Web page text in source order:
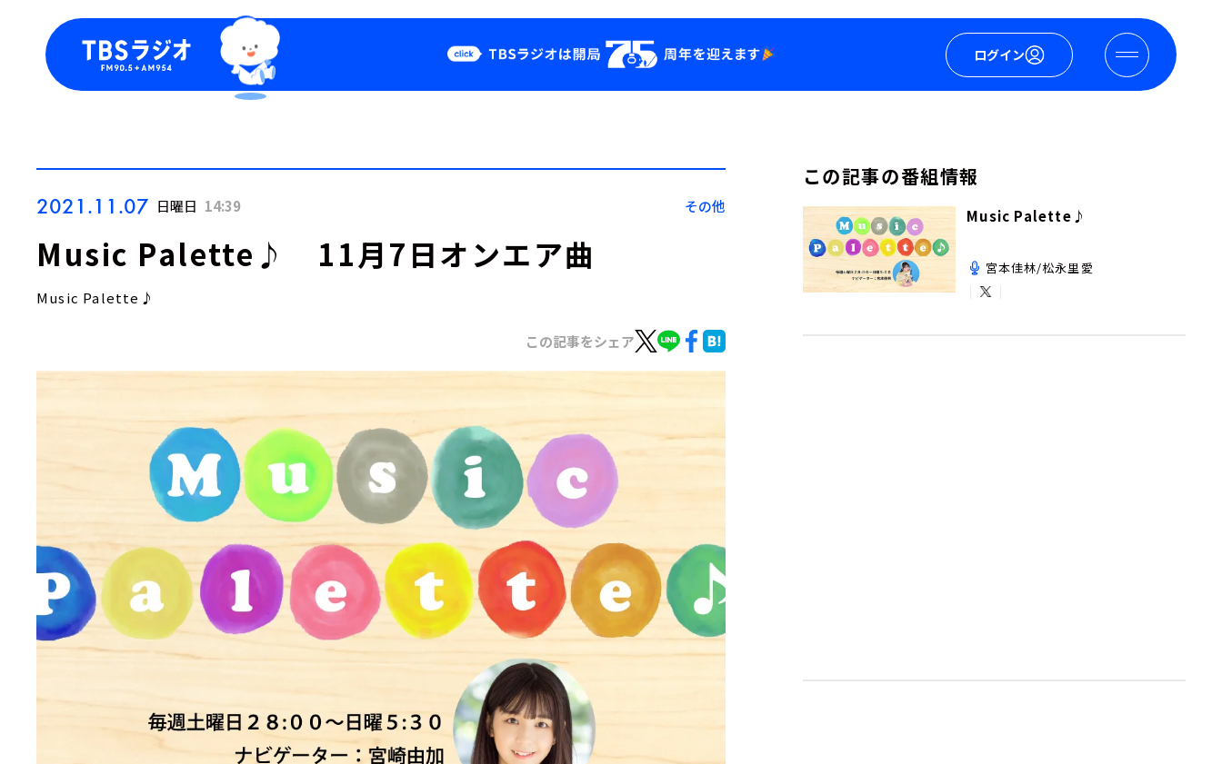
ログイン
Podcast
YouTube
2021.11.07 日曜日 14:39 その他
Music Palette♪ 11月7日オンエア曲
Music Palette♪
この記事をシェア
この記事の番組情報
Music Palette♪
宮本佳林/松永里愛